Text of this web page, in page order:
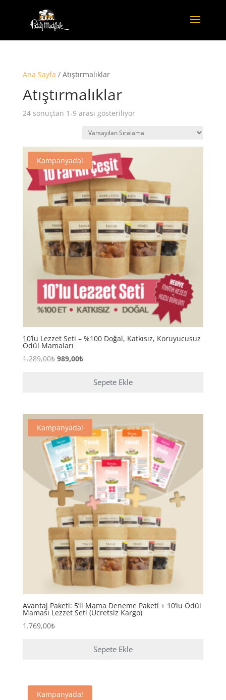
Ana Sayfa / Atıştırmalıklar
Atıştırmalıklar
24 sonuçtan 1-9 arası gösteriliyor
Kampanyada!
10’lu Lezzet Seti – %100 Doğal, Katkısız, Koruyucusuz
Ödül Mamaları
1.289,00₺ Orijinal
989,00₺Şu
fiyat:Sepete Ekle
Kampanyada!
Avantaj Paketi: 5’li Mama Deneme Paketi + 10’lu Ödül
Maması Lezzet Seti (Ücretsiz Kargo)
1.769,00₺
Sepete Ekle
Kampanyada!